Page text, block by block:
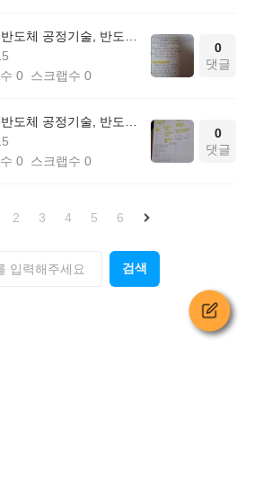
0 스크랩수 0
0
댓글
0 스크랩수 0
0
댓글
2 3 4 5 6
검색